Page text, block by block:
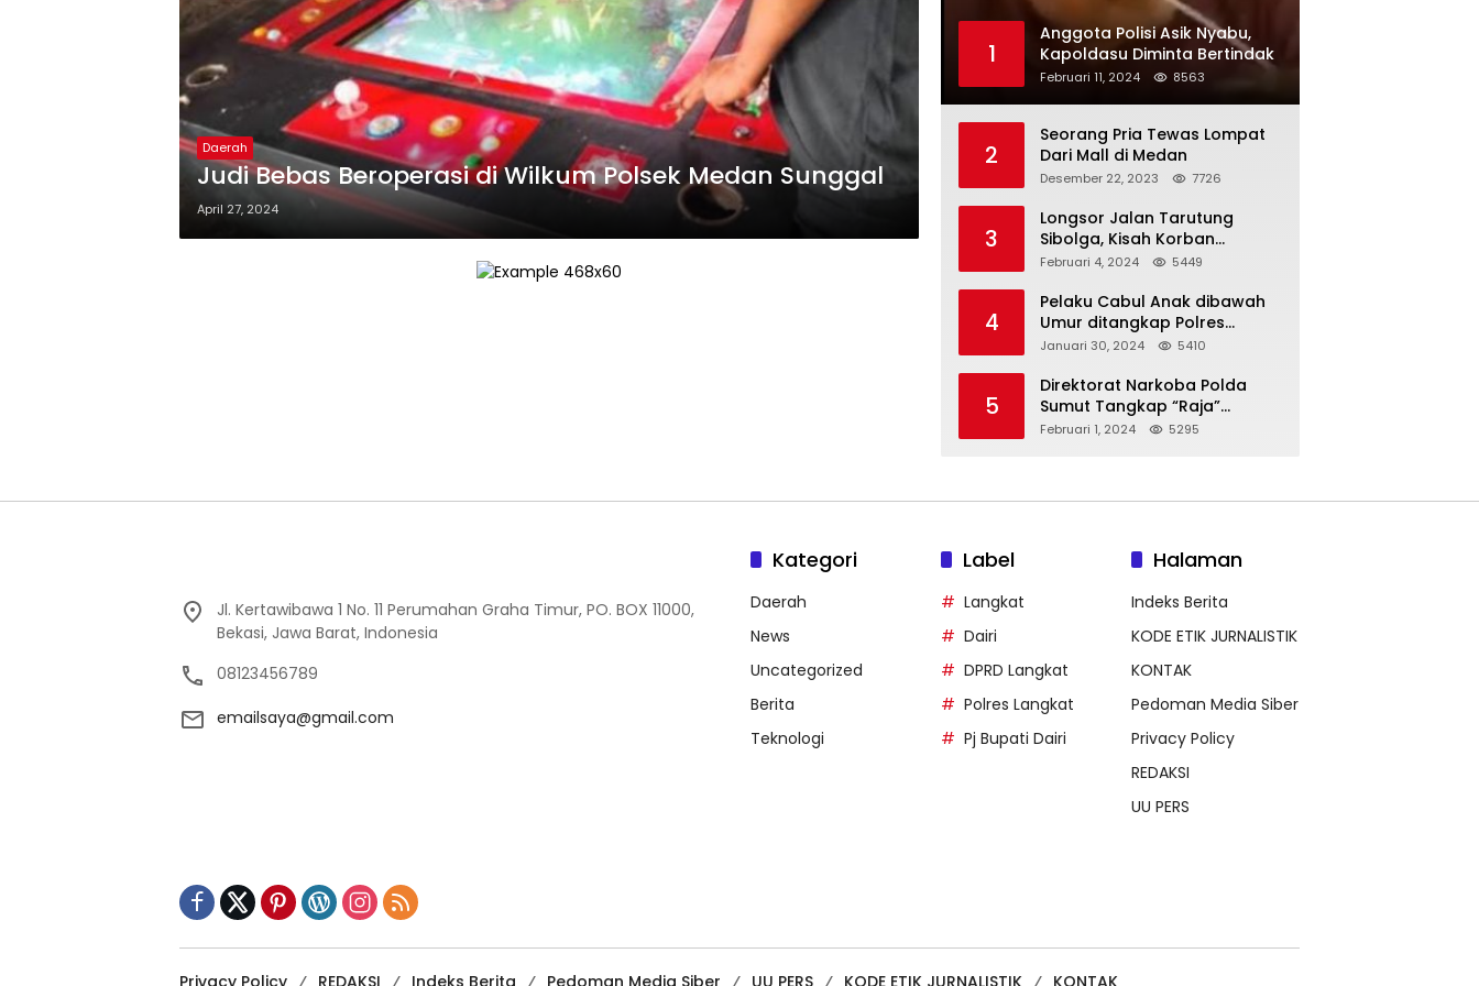
Daerah
Judi Bebas Beroperasi di Wilkum Polsek Medan Sunggal
April 27, 2024
1
Anggota Polisi Asik Nyabu,
Kapoldasu Diminta Bertindak
Februari 11, 2024 8563
2
Seorang Pria Tewas Lompat
Dari Mall di Medan
Desember 22, 2023 7726
3
Longsor Jalan Tarutung
Sibolga, Kisah Korban
Selamat
Februari 4, 2024 5449
4
Pelaku Cabul Anak dibawah
Umur ditangkap Polres
Langkat
Januari 30, 2024 5410
5
Direktorat Narkoba Polda
Sumut Tangkap “Raja”
Narkoba
Februari 1, 2024 5295
Jl. Kertawibawa 1 No. 11 Perumahan Graha Timur, PO. BOX 11000,
Bekasi, Jawa Barat, Indonesia
08123456789
emailsaya@gmail.com
Kategori
Daerah
News
Uncategorized
Berita
Teknologi
Label
Langkat
Dairi
DPRD Langkat
Polres Langkat
Pj Bupati Dairi
Halaman
Indeks Berita
KODE ETIK JURNALISTIK
KONTAK
Pedoman Media Siber
Privacy Policy
REDAKSI
UU PERS